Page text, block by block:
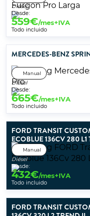
Diésel
Desde:
559€/mes+IVA
Todo incluido
MERCEDES-BENZ
Manual
Diésel
Desde:
665€/mes+IVA
Todo incluido
FORD TRANSIT
ECOBLUE 136CV 280 L1
Manual
Diésel
Desde:
432€/mes+IVA
Todo incluido
FORD TRANSIT